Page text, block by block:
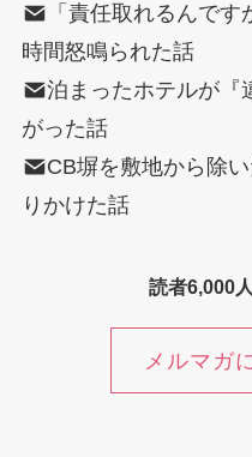
「責任取れるんで
時間怒鳴られた話
泊まったホテルが『
がった話
CB塀を敷地から除
りかけた話
読者6,000
メルマガ